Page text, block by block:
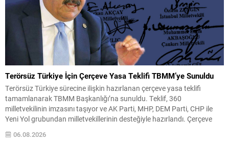
Terörsüz Türkiye İçin Çerçeve Yasa Teklifi TBMM’ye Sunuldu
Terörsüz Türkiye sürecine ilişkin hazırlanan çerçeve yasa teklifi
tamamlanarak TBMM Başkanlığı’na sunuldu. Teklif, 360
milletvekilinin imzasını taşıyor ve AK Parti, MHP, DEM Parti, CHP ile
Yeni Yol grubundan milletvekillerinin desteğiyle hazırlandı. Çerçeve
Genel Kurul gündemine alınması bekleniyor. Teklifin TBMM’de ele
06.08.2026